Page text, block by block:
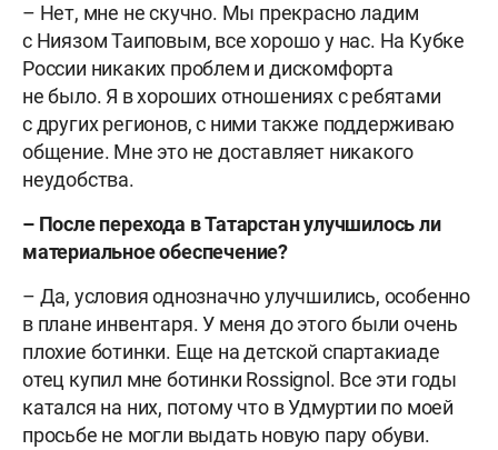
– Нет, мне не скучно. Мы прекрасно ладим
с Ниязом Таиповым, все хорошо у нас. На Кубке
России никаких проблем и дискомфорта
не было. Я в хороших отношениях с ребятами
с других регионов, с ними также поддерживаю
общение. Мне это не доставляет никакого
неудобства.
– После перехода в Татарстан улучшилось ли
материальное обеспечение?
– Да, условия однозначно улучшились, особенно
в плане инвентаря. У меня до этого были очень
плохие ботинки. Еще на детской спартакиаде
отец купил мне ботинки Rossignol. Все эти годы
катался на них, потому что в Удмуртии по моей
просьбе не могли выдать новую пару обуви.